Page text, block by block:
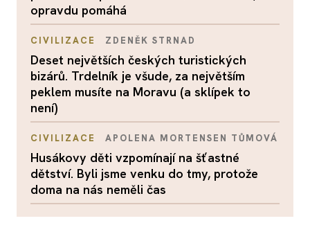
opravdu pomáhá
CIVILIZACE ZDENĚK STRNAD
Deset největších českých turistických
bizárů. Trdelník je všude, za největším
peklem musíte na Moravu (a sklípek to
není)
CIVILIZACE APOLENA MORTENSEN TŮMOVÁ
Husákovy děti vzpomínají na šťastné
dětství. Byli jsme venku do tmy, protože
doma na nás neměli čas